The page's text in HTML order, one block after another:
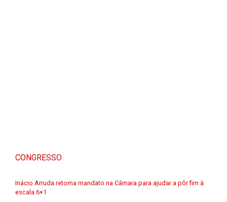
CONGRESSO
Inácio Arruda retoma mandato na Câmara para ajudar a pôr fim à
escala 6×1